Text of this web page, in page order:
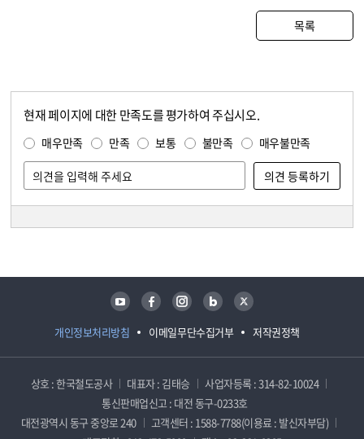
목록
현재 페이지에 대한 만족도를 평가하여 주십시오.
매우만족 만족 보통 불만족 매우불만족
개인정보처리방침 이메일무단수집거부 저작권정책
유튜브 페이스북 인스타그램 블로그 트위터
상호 : 한국철도공사 대표자 : 김태승
사업자등록 : 314-82-10024
통신판매업신고 : 대전 동구-0233호
대전광역시 동구 중앙로 240
고객센터 : 1588-7788(이용료 : 발신자부담)